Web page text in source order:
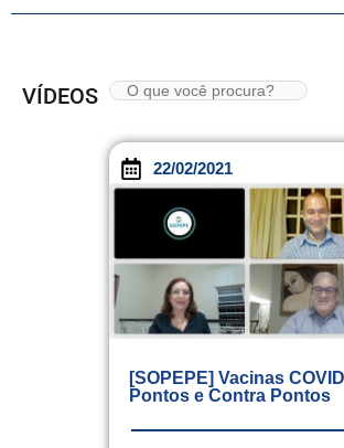
VÍDEOS
22/02/2021
[SOPEPE] Vacinas
Pontos e Contra Pontos